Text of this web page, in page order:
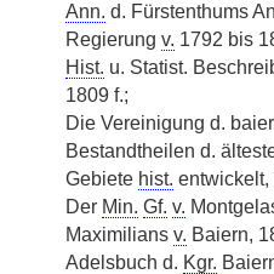
Ann. d. Fürstenthums
Regierung v. 1792 bis
Hist. u. Statist.
1809 f.;
Die Vereinigung d.
Bestandtheilen d.
Gebiete hist. entwickelt,
Der Min. Gf. v.
Maximilians v. Baiern,
Adelsbuch d. Kgr.